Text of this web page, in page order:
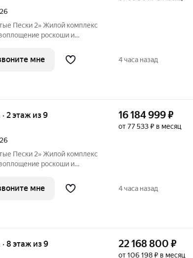
Пески 2» Жилой комплекс
финансированию
мне 4 часа назад
2 этаж из 9
Пески 2» Жилой комплекс
финансированию
16 184 999₽
от 77 533 ₽ в месяц
мне 4 часа назад
8 этаж из 9 22 168 800 ₽
от 106 198 ₽ в месяц